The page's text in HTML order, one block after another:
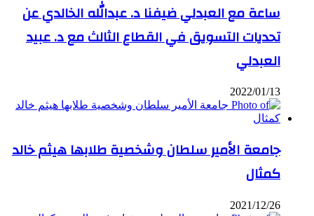
ساعة مع العبدلي ضيفنا د. عبدالله الخالدي عن
تحديات التسويق في القطاع الثالث مع د. عبيد
العبدلي
2022/01/13
جامعة الأمير سلطان وشخصية طلابها هيثم خالد
كمثال
2021/12/26